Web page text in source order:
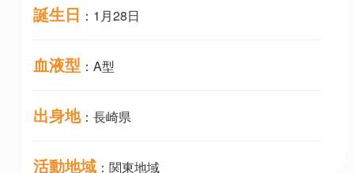
誕生日 ：1月28日
血液型 ：A型
出身地：長崎県
活動地域 ：関東地域